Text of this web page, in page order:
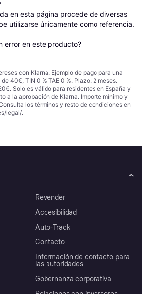
en esta página procede de diversas
utilizarse únicamente como referencia.
error en este producto?
con Klarna. Ejemplo de pago para una
40€, TIN 0 % TAE 0 %. Plazo: 2 meses.
Solo es válido para residentes en España y
a la aprobación de Klarna. Importe mínimo y
los términos y resto de condiciones en
legal/.
Revender
Accesibilidad
Auto-Track
Contacto
Información de contacto para
las autoridades
Gobernanza corporativa